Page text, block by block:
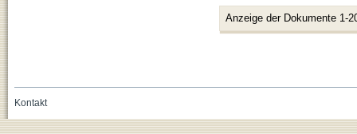
Anzeige der Dokumente 1-
Kontakt